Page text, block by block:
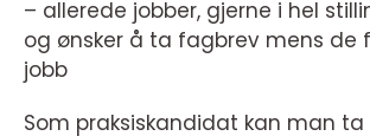
– allerede jobber, gjerne i hel
og ønsker å ta fagbrev mens de
jobb
Som praksiskandidat kan man ta